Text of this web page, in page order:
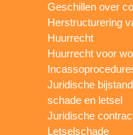
Geschillen over
Herstructurering
Huurrecht
Huurrecht voor
Juridische
schade en letsel
Juridische
Letselschade